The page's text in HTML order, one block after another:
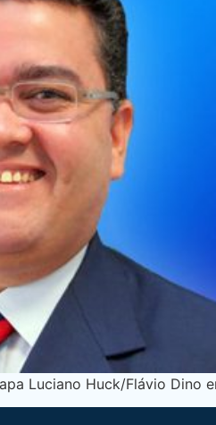
Luciano Huck/Flávio Dino